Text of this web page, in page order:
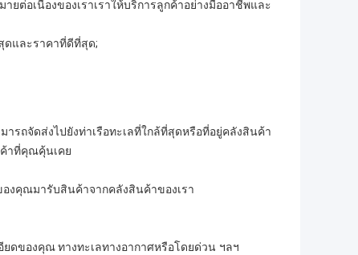
ยต่อเนื่องของเราเราให้บริการลูกค้าอย่างมืออาชีพและ
ดและราคาที่ดีที่สุด;
รถจัดส่งไปยังท่าเรือทะเลที่ใกล้ที่สุดหรือที่อยู่คลังสินค้า
าที่คุณคุ้นเคย
งคุณมารับสินค้าจากคลังสินค้าของเรา
ยดของคุณทางทะเลทางอากาศหรือโดยด่วน ฯลฯ